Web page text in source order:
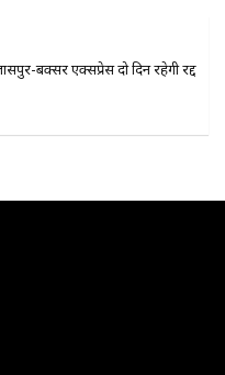
बक्सर एक्सप्रेस दो दिन रहेगी रद्द